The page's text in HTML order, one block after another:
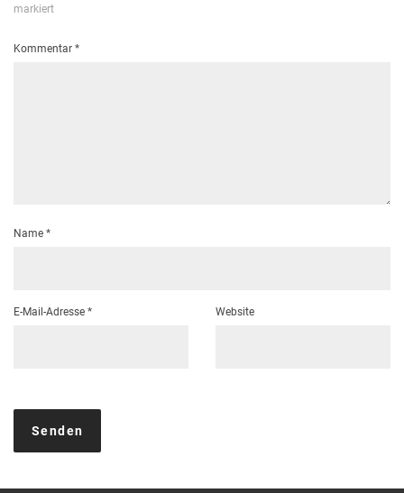
markiert
Kommentar *
Name *
E-Mail-Adresse * Website